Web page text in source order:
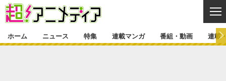
ホーム ニュース 特集 連載マンガ 番組・動画 連載